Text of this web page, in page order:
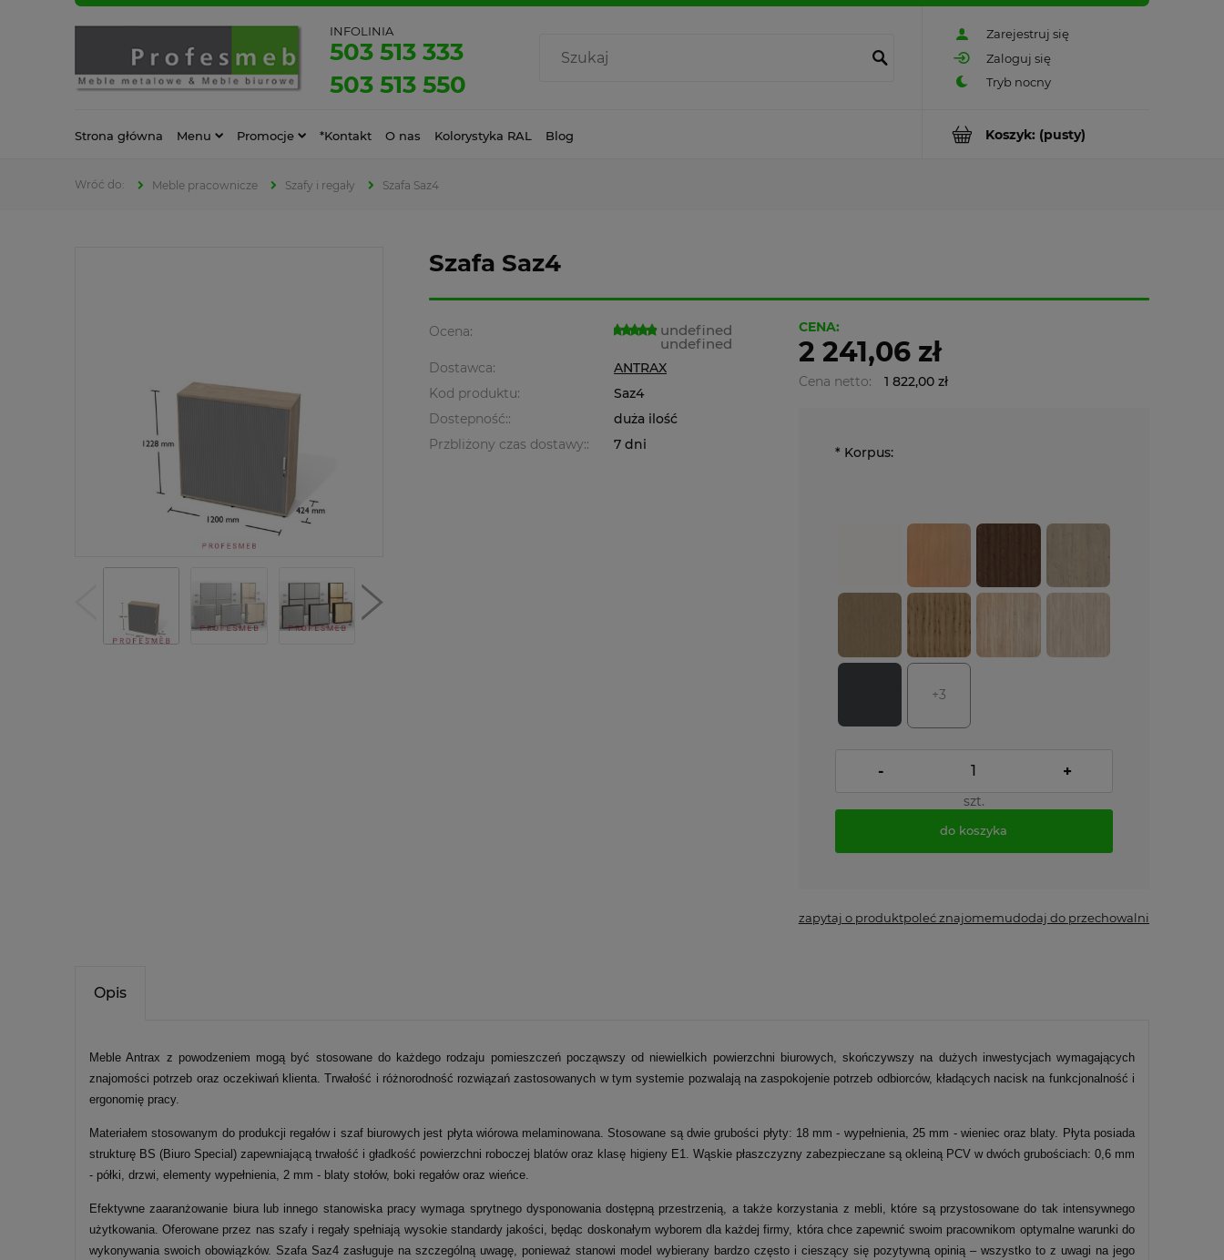
Zarejestruj się
Zaloguj się
INFOLINIA
503 513 333
503 513 550
Koszyk: (pusty)
Strona główna Menu Promocje *Kontakt O nas Kolorystyka RAL Blog
Meble pracownicze Szafy i regały Szafa Saz4
Szafa Saz4
Ocena: undefined
undefined
Dostawca:
ANTRAX
Kod produktu:
Saz4
Dostepność::
duża ilość
Przbliżony czas dostawy::
7 dni
CENA:
2 241,06 zł
Cena netto: 1 822,00 zł
* Korpus:
+3
- +
szt.
do koszyka
zapytaj o produktpoleć znajomemudodaj do przechowalni
Opis
Meble Antrax z powodzeniem mogą być stosowane do każdego rodzaju pomieszczeń począwszy od niewielkich powierzchni biurowych, skończywszy na dużych inwestycjach wymagających
znajomości potrzeb oraz oczekiwań klienta. Trwałość i różnorodność rozwiązań zastosowanych w tym systemie pozwalają na zaspokojenie potrzeb odbiorców, kładących nacisk na funkcjonalność i
ergonomię pracy.
Materiałem stosowanym do produkcji regałów i szaf biurowych jest płyta wiórowa melaminowana. Stosowane są dwie grubości płyty: 18 mm - wypełnienia, 25 mm - wieniec oraz blaty. Płyta posiada
strukturę BS (Biuro Special) zapewniającą trwałość i gładkość powierzchni roboczej blatów oraz klasę higieny E1. Wąskie płaszczyzny zabezpieczane są okleiną PCV w dwóch grubościach: 0,6 mm
- półki, drzwi, elementy wypełnienia, 2 mm - blaty stołów, boki regałów oraz wieńce.
Efektywne zaaranżowanie biura lub innego stanowiska pracy wymaga sprytnego dysponowania dostępną przestrzenią, a także korzystania z mebli, które są przystosowane do tak intensywnego
użytkowania. Oferowane przez nas szafy i regały spełniają wysokie standardy jakości, będąc doskonałym wyborem dla każdej firmy, która chce zapewnić swoim pracownikom optymalne warunki do
wykonywania swoich obowiązków. Szafa Saz4 zasługuje na szczególną uwagę, ponieważ stanowi model wybierany bardzo często i cieszący się pozytywną opinią – wszystko to z uwagi na jego